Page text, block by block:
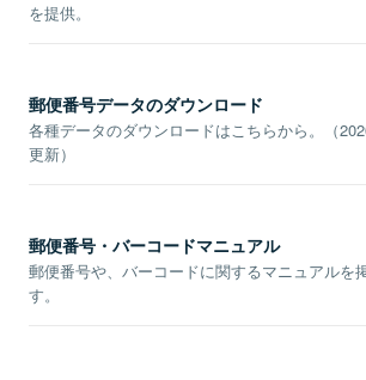
を提供。
郵便番号データのダウンロード
各種データのダウンロードはこちらから。（
更新）
郵便番号・バーコードマニュアル
郵便番号や、バーコードに関するマニュアルを
す。